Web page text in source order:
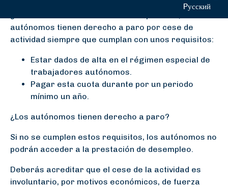
Pусский
autónomos tienen derecho a paro por cese de
actividad siempre que cumplan con unos requisitos:
Estar dados de alta en el régimen especial de
trabajadores autónomos.
Pagar esta cuota durante por un periodo
mínimo un año.
¿Los autónomos tienen derecho a paro?
Si no se cumplen estos requisitos, los autónomos no
podrán acceder a la prestación de desempleo.
Deberás acreditar que el cese de la actividad es
involuntario, por motivos económicos, de fuerza